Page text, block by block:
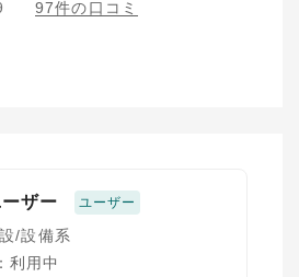
97件の口コミ
ザー ユーザー
/設備系
利用中